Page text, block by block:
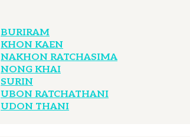
BURIRAM
KHON KAEN
NAKHON RATCHASIMA
NONG KHAI
SURIN
UBON RATCHATHANI
UDON THANI